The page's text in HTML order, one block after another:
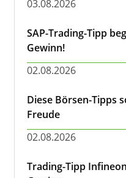
03.08.2026
SAP-Trading-Tipp
Gewinn!
02.08.2026
Diese Börsen-Tipps
Freude
02.08.2026
Trading-Tipp